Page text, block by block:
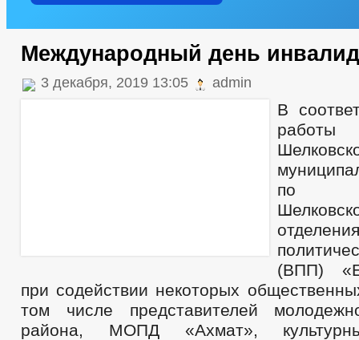
Международный день
3 декабря, 2019 13:05 admin
В
работы
по
(ВПП)
при содействии некоторых
том числе представителей
района, МОПД «Ахмат»,